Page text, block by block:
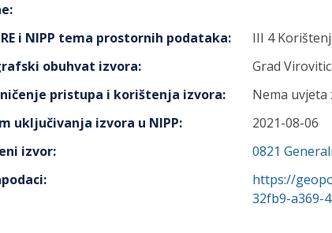
:
i NIPP tema prostornih podataka:
III 4
obuhvat izvora:
Grad
pristupa i korištenja izvora:
Nema
uključivanja izvora u NIPP:
2021-08-06
izvor: 0821
:
https://
32fb9-a369-